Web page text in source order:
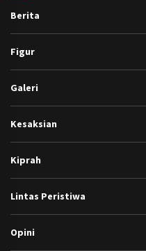
Berita
Figur
Galeri
Kesaksian
Kiprah
Lintas Peristiwa
Opini